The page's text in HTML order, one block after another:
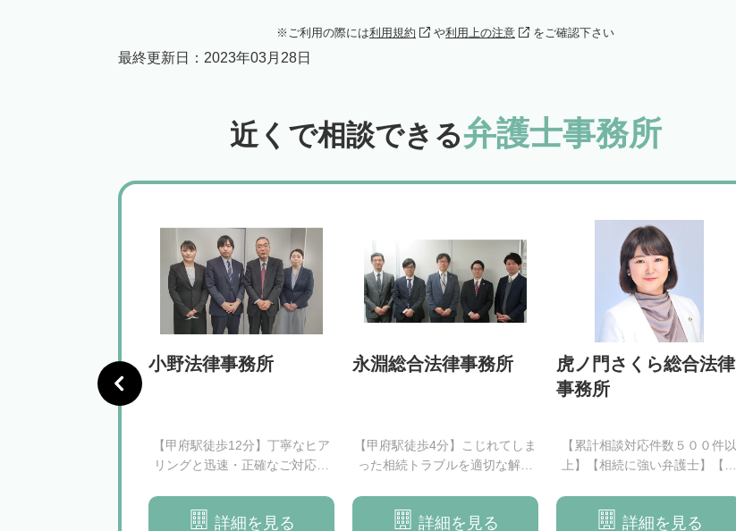
ご利用の際には利用規約 や利用上の注意 をご確認下さい
最終更新日： 2023年03月28日
近くで相談できる弁護士事務所
法律事務所 小野法律事務所
【甲府駅徒歩12分】丁寧なヒア
リングと迅速・正確なご対応｜
詳細を見る
永淵総合法律事務所
【甲府駅徒歩4分】こじれてしま
った相続トラブルを適切な解決
詳細を見る
虎ノ門さくら総合法律
事務所
【累計相談対応件数５００件以
上】【相続に強い弁護士】【損
伺います】
詳細を見る